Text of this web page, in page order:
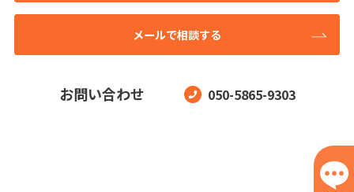
メールで相談する
お問い合わせ 050-5865-9303